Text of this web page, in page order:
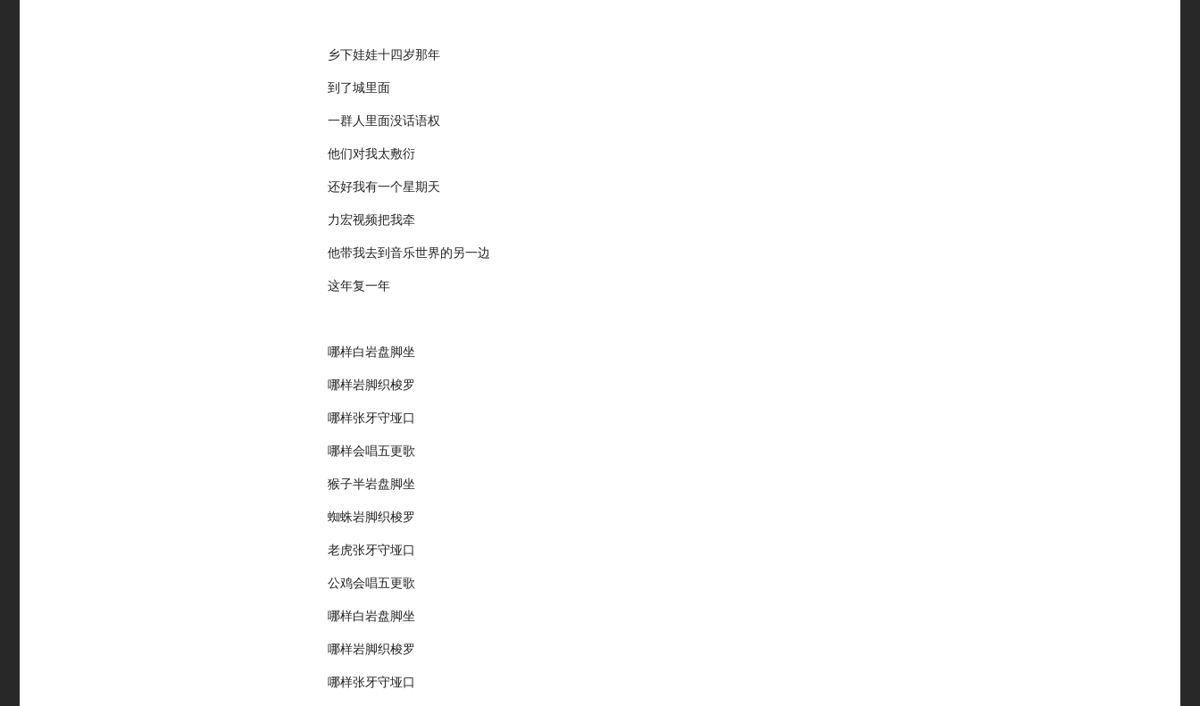
乡下娃娃十四岁那年
到了城里面
一群人里面没话语权
他们对我太敷衍
还好我有一个星期天
力宏视频把我牵
他带我去到音乐世界的另一边
这年复一年
哪样白岩盘脚坐
哪样岩脚织梭罗
哪样张牙守垭口
哪样会唱五更歌
猴子半岩盘脚坐
蜘蛛岩脚织梭罗
老虎张牙守垭口
公鸡会唱五更歌
哪样白岩盘脚坐
哪样岩脚织梭罗
哪样张牙守垭口